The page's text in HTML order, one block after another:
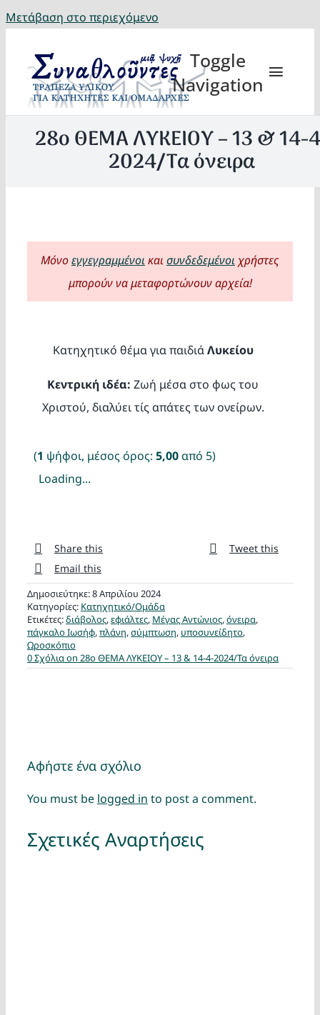
Μετάβαση στο περιεχόμενο
Toggle
Navigation
28ο ΘΕΜΑ ΛΥΚΕΙΟΥ – 13 & 14-
2024/Τα όνειρα
Μόνοεγγεγραμμένοικαισυνδεδεμένοι χρήστες
μπορούν να μεταφορτώνουν αρχεία!
Κατηχητικό θέμα για παιδιάΛυκείου
Κεντρική ιδέα: Ζωή μέσα στο φως του
Χριστού, διαλύει τίς απάτες των ονείρων.
(1 ψήφοι, μέσος όρος: 5,00από 5)
Loading...
Share this
Tweet this
Email this
Δημοσιεύτηκε: 8 Απριλίου 2024
Κατηγορίες: Κατηχητικό/Ομάδα
Ετικέτες:διάβολος,εφιάλτες, Μέγας Αντώνιος,όνειρα,
πάγκαλο Ιωσήφ,πλάνη,σύμπτωση, υποσυνείδητο,
Ωροσκόπιο
0 Σχόλιαon 28ο ΘΕΜΑ ΛΥΚΕΙΟΥ – 13 & 14-4-2024/Τα όνειρα
Αφήστε ένα σχόλιο
You must be logged in to post a comment.
Σχετικές Αναρτήσεις